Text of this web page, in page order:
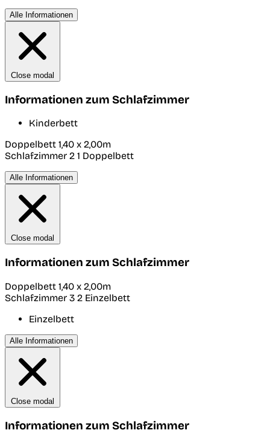
Alle Informationen
Close modal
Informationen zum Schlafzimmer
Kinderbett
Doppelbett 1,40 x 2,00m
Schlafzimmer 2 1 Doppelbett
Alle Informationen
Close modal
Informationen zum Schlafzimmer
Doppelbett 1,40 x 2,00m
Schlafzimmer 3 2 Einzelbett
Einzelbett
Alle Informationen
Close modal
Informationen zum Schlafzimmer